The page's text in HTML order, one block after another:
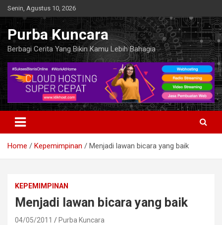
Skip
to
content
Senin, Agustus 10, 2026
Purba Kuncara
Berbagi Cerita Yang Bikin Kamu Lebih Bahagia
Home Kepemimpinan Menjadi lawan bicara yang baik
KEPEMIMPINAN
Menjadi lawan bicara yang baik
04/05/2011 Purba Kuncara